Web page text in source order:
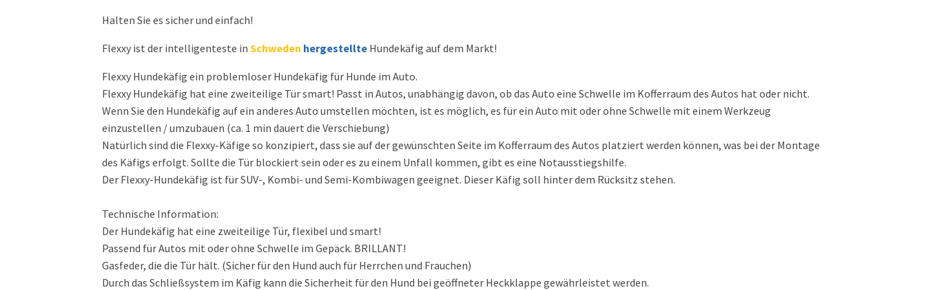
Halten Sie es sicher und einfach!
Flexxy ist der intelligenteste in Schweden hergestellte Hundekäfig auf dem Markt!
Flexxy Hundekäfig ein problemloser Hundekäfig für Hunde im Auto.
Flexxy Hundekäfig hat eine zweiteilige Tür smart! Passt in Autos, unabhängig davon, ob das Auto eine Schwelle im Kofferraum des Autos hat oder nicht.
Wenn Sie den Hundekäfig auf ein anderes Auto umstellen möchten, ist es möglich, es für ein Auto mit oder ohne Schwelle mit einem Werkzeug
einzustellen / umzubauen (ca. 1 min dauert die Verschiebung)
Natürlich sind die Flexxy-Käfige so konzipiert, dass sie auf der gewünschten Seite im Kofferraum des Autos platziert werden können, was bei der Montage
des Käfigs erfolgt. Sollte die Tür blockiert sein oder es zu einem Unfall kommen, gibt es eine Notausstiegshilfe.
Der Flexxy-Hundekäfig ist für SUV-, Kombi- und Semi-Kombiwagen geeignet. Dieser Käfig soll hinter dem Rücksitz stehen.
Technische Information:
Der Hundekäfig hat eine zweiteilige Tür, flexibel und smart!
Passend für Autos mit oder ohne Schwelle im Gepäck. BRILLANT!
Gasfeder, die die Tür hält. (Sicher für den Hund auch für Herrchen und Frauchen)
Durch das Schließsystem im Käfig kann die Sicherheit für den Hund bei geöffneter Heckklappe gewährleistet werden.